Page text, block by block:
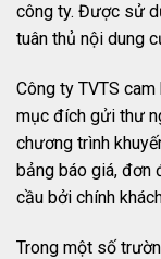
công ty. Được sử
tuân thủ nội dung
Công ty TVTS
mục đích gửi thư
chương trình
bảng báo giá, đơn
cầu bởi chính
Trong một số